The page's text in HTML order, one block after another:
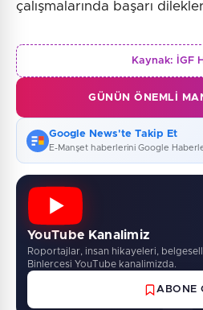
çalışmalarında başarı
Kaynak: İGF
GÜNÜN ÖNEMLI
Google News'te Takip Et
E-Manşet haberlerini Google
YouTube Kanalimiz
Roportajlar, insan hikayeleri,
Binlercesi YouTube kanalimizda.
ABONE